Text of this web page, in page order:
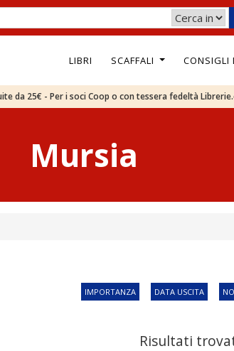
LIBRI SCAFFALI CONSIGLI
da 25€ - Per i soci Coop o con tessera fedeltà
Mursia
IMPORTANZA DATA USCITA
Risultati